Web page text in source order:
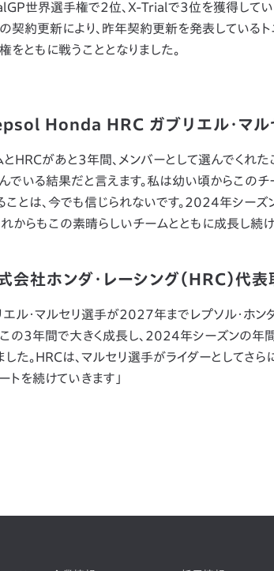
世界選手権で2位、X-Trialで3位を獲得してい
契約更新により、昨年契約更新を発表しているト
をともに戦うこととなりました。
Honda HRC ガブリエル・マル
とHRCがあと3年間、メンバーとして選んでくれ
でいる結果だと言えます。私は幼い頃からこの
ことは、今でも信じられないです。2024年シー
れからもこの素晴らしいチームとともに成長し続
会社ホンダ・レーシング（HRC）代
エル・マルセリ選手が2027年までレプソル・ホン
の3年間で大きく成長し、2024年シーズンの年
した。HRCは、マルセリ選手がライダーとしてさ
トを続けていきます」